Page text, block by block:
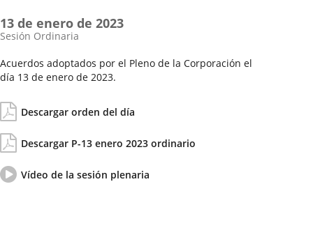
Acuerdos adoptados por el Pleno de la Corporación el
día 13 de enero de 2023.
Sesión Ordinaria
de
la
Sesión
13 de enero de 2023
del
día
Descargar orden del día
Actas/Acuerdos
Descargar P-13 enero 2023 ordinario
Vídeo
del
Vídeo de la sesión plenaria